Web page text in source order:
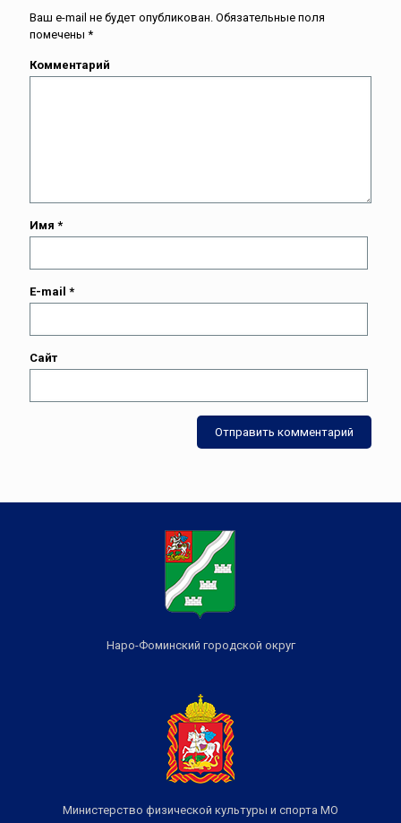
Ваш e-mail не будет опубликован. Обязательные поля
помечены *
Комментарий
Имя *
E-mail *
Сайт
Наро-Фоминский городской округ
Министерство физической культуры и спорта МО